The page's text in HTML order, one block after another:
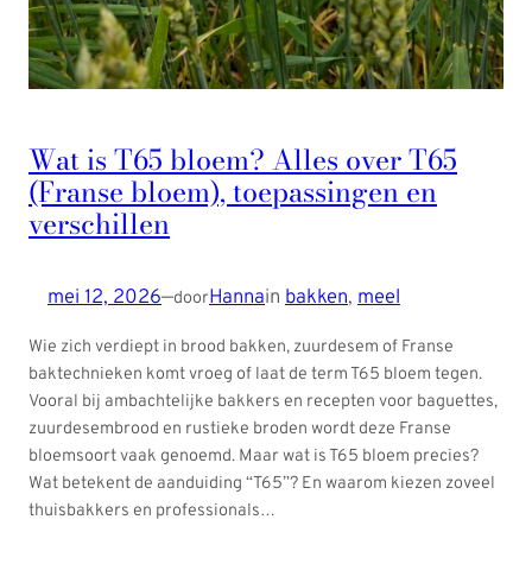
Wat is T65 bloem? Alles over T65
(Franse bloem), toepassingen en
verschillen
mei 12, 2026—doorHannain bakken, meel
Wie zich verdiept in brood bakken, zuurdesem of Franse
baktechnieken komt vroeg of laat de term T65 bloem tegen.
Vooral bij ambachtelijke bakkers en recepten voor baguettes,
zuurdesembrood en rustieke broden wordt deze Franse
bloemsoort vaak genoemd. Maar wat is T65 bloem precies?
Wat betekent de aanduiding “T65”? En waarom kiezen zoveel
thuisbakkers en professionals…